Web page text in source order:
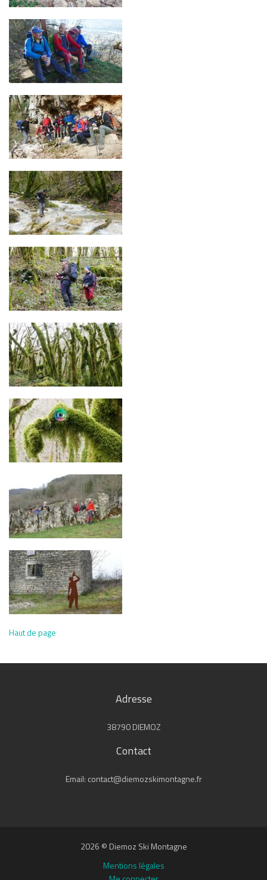
Haut de page
Adresse
38790 DIEMOZ
Contact
Email: contact@diemozskimontagne.fr
2026 © Diemoz Ski Montagne
Mentions légales